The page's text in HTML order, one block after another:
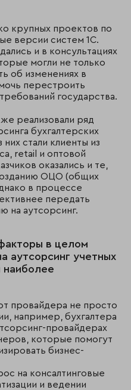
крупных проектов по
версии систем 1С.
и в консультациях
могли не только
об изменениях в
перестроить
государства.
реализовали ряд
бухгалтерских
стали клиенты из
retail и оптовой
оказались и те,
ОЦО (общих
в процессе
передать
на аутсорсинг.
в целом
аутсорсинг учетных
наиболее
провайдера не просто
например, бухгалтера
провайдерах
которые помогут
бизнес-
на консалтинговые
и ведении